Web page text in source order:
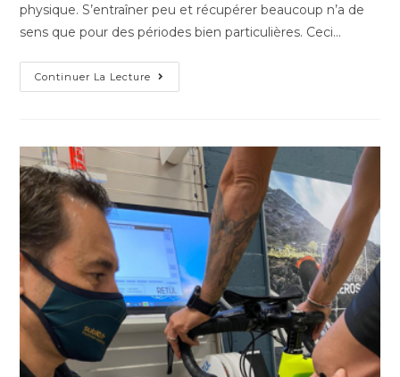
physique. S’entraîner peu et récupérer beaucoup n’a de
sens que pour des périodes bien particulières. Ceci…
Continuer La Lecture